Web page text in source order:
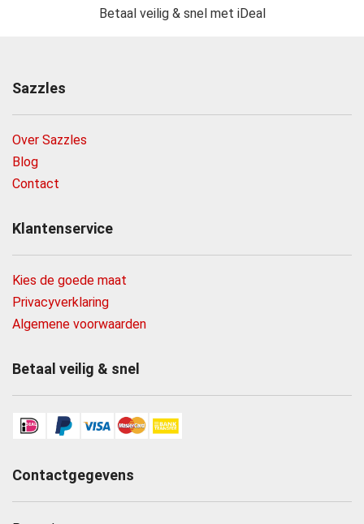
Betaal veilig & snel met iDeal
Sazzles
Over Sazzles
Blog
Contact
Klantenservice
Kies de goede maat
Privacyverklaring
Algemene voorwaarden
Betaal veilig & snel
Contactgegevens